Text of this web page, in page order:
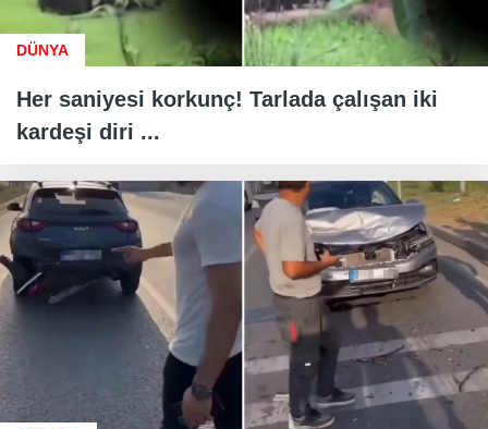
DÜNYA
Her saniyesi korkunç! Tarlada çalışan iki
kardeşi diri ...